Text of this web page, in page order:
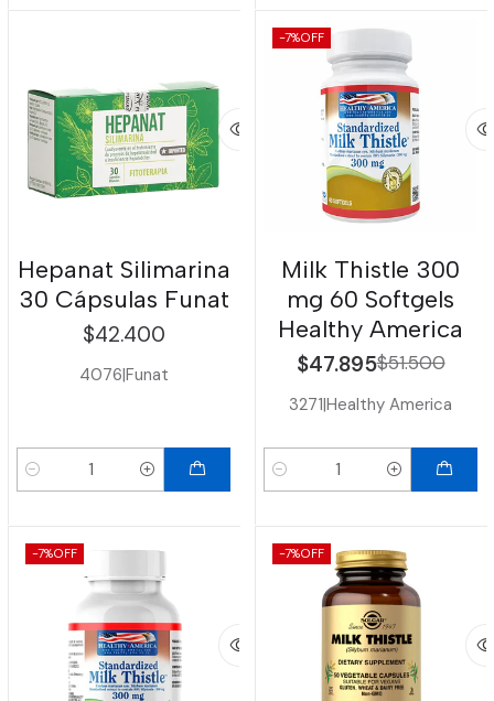
Hepanat Silimarina
30 Cápsulas Funat
$42.400
4076|Funat
Cantidad
-7%OFF
Milk Thistle 300
mg 60 Softgels
Healthy America
$47.895$51.500
3271|Healthy America
Cantidad
-7%OFF -7%OFF